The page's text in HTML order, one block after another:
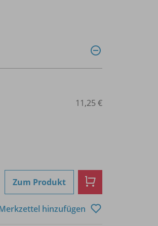
11,25 €
Zum Produkt
hinzufügen